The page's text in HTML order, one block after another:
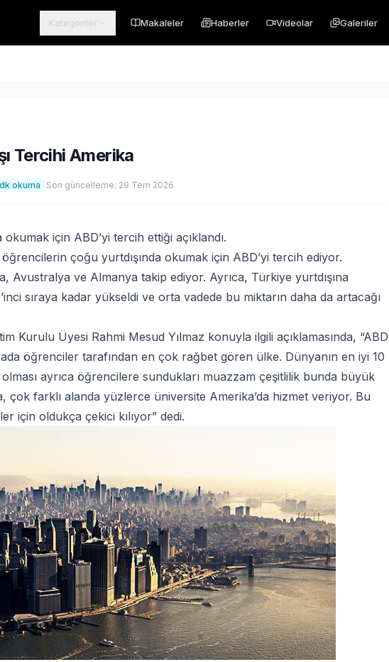
Kategoriler Makaleler Haberler Videolar Galeriler
Tercihi Amerika
dk okuma Son güncelleme: 29 Tem 2026
için ABD’yi tercih ettiği açıklandı.
çoğu yurtdışında okumak için ABD’yi tercih ediyor.
Avustralya ve Almanya takip ediyor. Ayrıca, Türkiye yurtdışına
sıraya kadar yükseldi ve orta vadede bu miktarın daha da artacağı
Kurulu Üyesi Rahmi Mesud Yılmaz konuyla ilgili açıklamasında, “ABD
öğrenciler tarafından en çok rağbet gören ülke. Dünyanın en iyi 10
olması ayrıca öğrencilere sundukları muazzam çeşitlilik bunda büyük
çok farklı alanda yüzlerce üniversite Amerika’da hizmet veriyor. Bu
için oldukça çekici kılıyor” dedi.